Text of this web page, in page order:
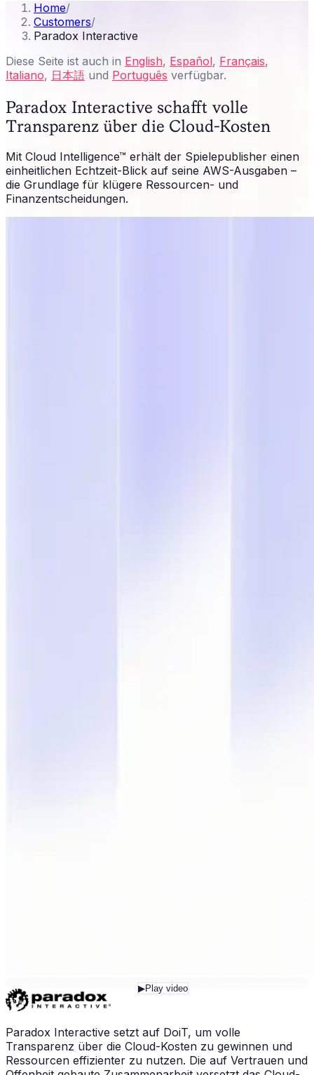
Home/
Customers/
Paradox Interactive
Diese Seite ist auch in English, Español, Français,
Italiano, 日本語 und Português verfügbar.
Paradox Interactive schafft volle
Transparenz über die Cloud-Kosten
Mit Cloud Intelligence™ erhält der Spielepublisher einen
einheitlichen Echtzeit-Blick auf seine AWS-Ausgaben –
die Grundlage für klügere Ressourcen- und
Finanzentscheidungen.
▶Play video
Paradox Interactive setzt auf DoiT, um volle
Transparenz über die Cloud-Kosten zu gewinnen und
Ressourcen effizienter zu nutzen. Die auf Vertrauen und